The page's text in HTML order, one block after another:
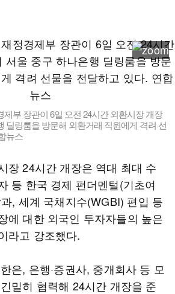
부 장관이 6일 오전 24시간 외환시장 개장
딜링룸을 방문해 외환거래 직원에게 격려 선
뉴스
장 24시간 개장은 역대 최대 수
등 한국 경제 펀더멘털(기초여
, 세계 국채지수(WGBI) 편입 등
에 대한 외국인 투자자들의 높은
라고 강조했다.
은, 은행·증권사, 중개회사 등 모
밀히 협력해 24시간 개장을 준